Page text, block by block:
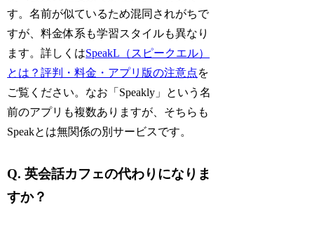
す。名前が似ているため混同されがちで
すが、料金体系も学習スタイルも異なり
ます。詳しくはSpeakL（スピークエル）
とは？評判・料金・アプリ版の注意点を
ご覧ください。なお「Speakly」という名
前のアプリも複数ありますが、そちらも
Speakとは無関係の別サービスです。
Q. 英会話カフェの代わりになりま
すか？